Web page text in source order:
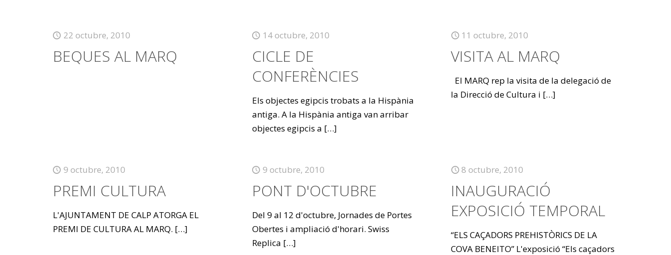
22 octubre, 2010
BEQUES AL MARQ
14 octubre, 2010
CICLE DE
CONFERÈNCIES
Els objectes egipcis trobats a la Hispània
antiga. A la Hispània antiga van arribar
objectes egipcis a […]
11 octubre, 2010
VISITA AL MARQ
El MARQ rep la visita de la delegació de
la Direcció de Cultura i […]
9 octubre, 2010
PREMI CULTURA
L'AJUNTAMENT DE CALP ATORGA EL
PREMI DE CULTURA AL MARQ. […]
9 octubre, 2010
PONT D'OCTUBRE
Del 9 al 12 d'octubre, Jornades de Portes
Obertes i ampliació d'horari. Swiss
Replica […]
8 octubre, 2010
INAUGURACIÓ
EXPOSICIÓ TEMPORAL
“ELS CAÇADORS PREHISTÒRICS DE LA
COVA BENEITO” L'exposició “Els caçadors